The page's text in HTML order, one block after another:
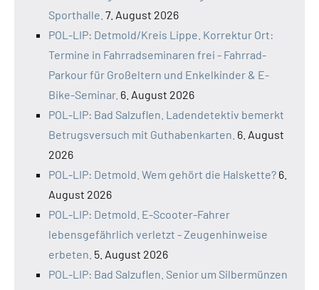
Sporthalle. 7. August 2026
POL-LIP: Detmold/Kreis Lippe. Korrektur Ort:
Termine in Fahrradseminaren frei - Fahrrad-
Parkour für Großeltern und Enkelkinder & E-
Bike-Seminar. 6. August 2026
POL-LIP: Bad Salzuflen. Ladendetektiv bemerkt
Betrugsversuch mit Guthabenkarten. 6. August
2026
POL-LIP: Detmold. Wem gehört die Halskette? 6.
August 2026
POL-LIP: Detmold. E-Scooter-Fahrer
lebensgefährlich verletzt - Zeugenhinweise
erbeten. 5. August 2026
POL-LIP: Bad Salzuflen. Senior um Silbermünzen